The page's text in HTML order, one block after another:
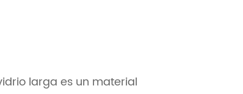
larga es un material